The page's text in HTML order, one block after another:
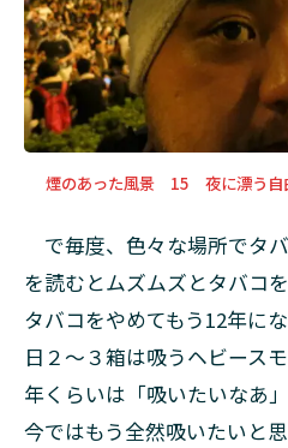
煙のあった風景 15 夜に漂う自
で毎度、色々な場所でタ
を読むとムズムズとタバコ
タバコをやめてもう12年に
日２～３箱は吸うヘビース
年くらいは「吸いたいなあ
今ではもう全然吸いたいと思